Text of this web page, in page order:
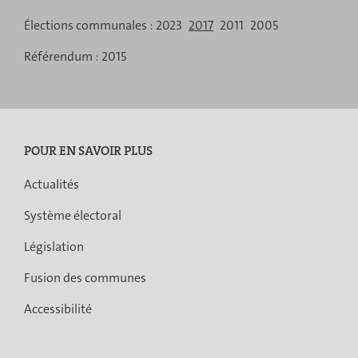
Élections communales : 2023 2017 2011 2005
Référendum : 2015
POUR EN SAVOIR PLUS
Actualités
Système électoral
Législation
Fusion des communes
Accessibilité